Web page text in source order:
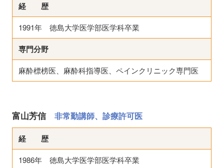
経 歴
1991年 徳島大学医学部医学科卒業
専門分野
麻酔標榜医、麻酔科指導医、ペインクリニック専門医
富山芳信非常勤講師、診療許可医
経 歴
1986年 徳島大学医学部医学科卒業